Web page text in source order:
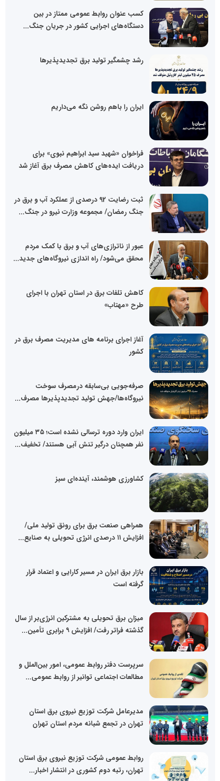
کسب عنوان روابط عمومی ممتاز در بین
دستگاه‌های اجرایی کشور در جریان جنگ...
رشد چشمگیر تولید برق تجدیدپذیرها
ایران را باهم روشن نگه می‌داریم
فراخوان «شهید سید ابراهیم نبوی» برای
دریافت ایده‌های کاهش مصرف برق آغاز شد
ثبت رضایت 92 درصدی از عملکرد آب و برق در
جنگ رمضان/ مجموعه وزارت نیرو در جنگ...
عبور از ناترازی‌های آب و برق با کمک مردم
محقق می‌شود/ راه اندازی نیروگاه‌های جدید...
کاهش تلفات برق در استان تهران با اجرای
طرح «مهتاب»
آغاز اجرای برنامه های مدیریت مصرف برق در
کشور
صرفه‌جویی بی‌سابقه درمصرف سوخت
نیروگاه‌ها/جهش تولید تجدیدپذیرها مصرف...
ایران وارد دوره ترسالی نشده است؛ ۳۵ میلیون
نفر همچنان درگیر تنش آبی هستند/ تخفیف...
کشاورزی هوشمند، آینده‌ای سبز
همراهی صنعت برق برای رونق تولید ملی/
افزایش ۱۱ درصدی انرژی تحویلی به صنایع...
بازار برق ایران در مسیر کارایی و اعتماد قرار
گرفته است
میزان برق تحویلی به مشترکین انرژی‌بر از سال
گذشته فراتر رفت/ افزایش ۹ برابری تأمین...
سرپرست دفتر روابط عمومی، امور بین‌الملل و
مطالعات اجتماعی توانیر از روابط عمومی...
مدیرعامل شرکت توزیع نیروی برق استان
تهران در تجمع شبانه مردم استان تهران
روابط عمومی شرکت توزیع نیروی برق استان
تهران، رتبه دوم کشوری در انتشار اخبار...